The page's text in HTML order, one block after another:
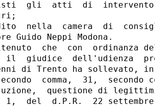
gli  atti  di
nella  camera  di
Guido Neppi Modona.
che  con  ordinanza
il  giudice  dell'udienza
di Trento ha
comma,  31,  secondo
questione di
1,  del  d.P.R.  22